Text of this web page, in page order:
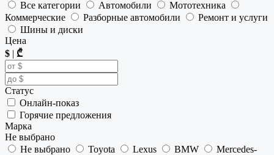
Все категории Автомобили
Мототехника
Коммерческие
Разборные автомобили
Ремонт и услуги
Шины и диски
Цена
$ | ₾
Статус
Онлайн-показ
Горячие предложения
Марка
Не выбрано
Не выбрано
Toyota Lexus BMW
Mercedes-